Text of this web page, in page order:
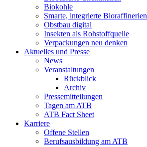
Biokohle
Smarte, integrierte Bioraffinerien
Obstbau digital
Insekten als Rohstoffquelle
Verpackungen neu denken
Aktuelles und Presse
News
Veranstaltungen
Rückblick
Archiv
Pressemitteilungen
Tagen am ATB
ATB Fact Sheet
Karriere
Offene Stellen
Berufsausbildung am ATB